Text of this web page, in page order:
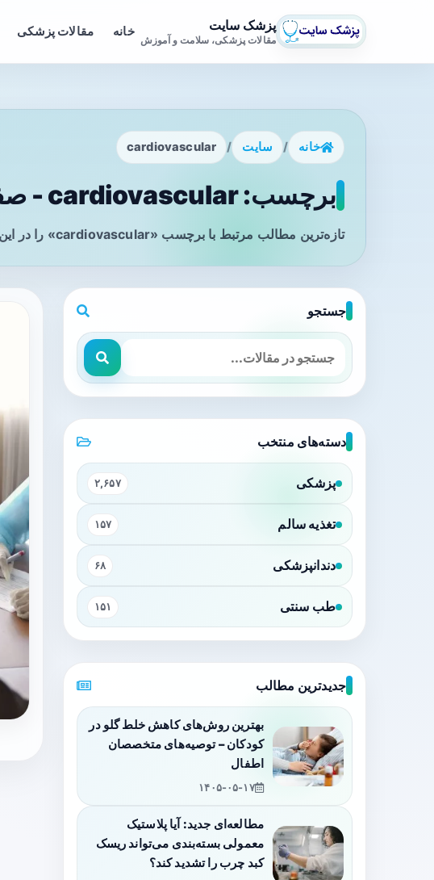
پزشک سایت
مقالات پزشکی، سلامت و آموزش
خانه مقالات پزشکی
خانه / سایت /
cardiovascular
برچسب: cardiovascular - صفحه 1
تازه‌ترین مطالب مرتبط با برچسب «cardiovascular» را در این صفحه مشاهده می‌کنید.
جستجو
دسته‌های منتخب
پزشکی ۲,۶۵۷
تغذیه سالم ۱۵۷
دندانپزشکی ۶۸
طب سنتی ۱۵۱
جدیدترین مطالب
بهترین روش‌های کاهش خلط گلو در
کودکان – توصیه‌های متخصصان
اطفال
۱۴۰۵-۰۵-۱۷
مطالعه‌ای جدید: آیا پلاستیک
معمولی بسته‌بندی می‌تواند ریسک
کبد چرب را تشدید کند؟